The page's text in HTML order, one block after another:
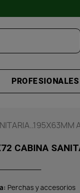
PROFESIONALES
CABINA
Perchas y accesorios